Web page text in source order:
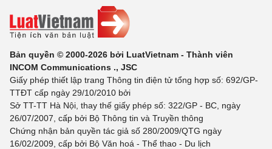
Bản quyền © 2000-2026 bởi LuatVietnam - Thành viên
INCOM Communications ., JSC
Giấy phép thiết lập trang Thông tin điện tử tổng hợp số: 692/GP-
TTĐT cấp ngày 29/10/2010 bởi
Sở TT-TT Hà Nội, thay thế giấy phép số: 322/GP - BC, ngày
26/07/2007, cấp bởi Bộ Thông tin và Truyền thông
Chứng nhận bản quyền tác giả số 280/2009/QTG ngày
16/02/2009, cấp bởi Bộ Văn hoá - Thể thao - Du lịch